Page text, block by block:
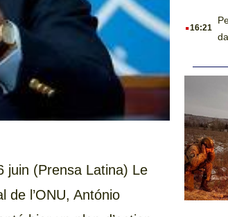
juin (Prensa Latina) Le
de l’ONU, António
.16:21